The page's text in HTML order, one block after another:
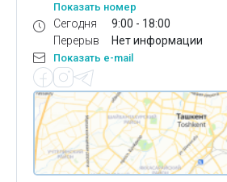
Показать номер
Сегодня
Перерыв
9:00 - 18:00
Нет информации
Показать e-mail